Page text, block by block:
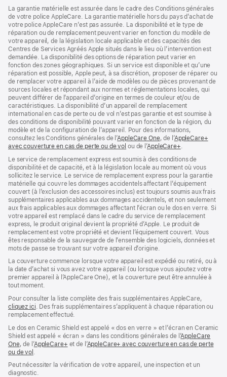
La garantie matérielle est assurée dans le cadre des Conditions générales
de votre police AppleCare. La garantie matérielle hors du pays d’achat de
votre police AppleCare n’est pas assurée. La disponibilité et le type de
réparation ou de remplacement peuvent varier en fonction du modèle de
votre appareil, de la législation locale applicable et des capacités des
Centres de Services Agréés Apple situés dans le lieu où l’intervention est
demandée. La disponibilité des options de réparation peut varier en
fonction des zones géographiques. Si un service est disponible et qu’une
réparation est possible, Apple peut, à sa discrétion, proposer de réparer ou
de remplacer votre appareil à l’aide de modèles ou de pièces provenant de
sources locales et répondant aux normes et réglementations locales, qui
peuvent différer de l’appareil d’origine en termes de couleur et/ou de
caractéristiques. La disponibilité d’un appareil de remplacement
international en cas de perte ou de vol n’est pas garantie et est soumise à
des conditions de disponibilité pouvant varier en fonction de la région, du
modèle et de la configuration de l’appareil. Pour des informations,
consultez les Conditions générales de l’AppleCare One(s’ouvre
dans
nouvelle
fenêtre)
, de l’AppleCare+
avec couverture en cas de perte ou de vol (s’ouvre
une
nouvelle
fenêtre)
ou de l’AppleCare+(s’ouvre
une
nouvelle
fenêtre)
.
Le service de remplacement express est soumis à des conditions de
disponibilité et de capacité, et à la législation locale au moment où vous
sollicitez le service. Le service de remplacement express pour la garantie
matérielle qui couvre les dommages accidentels affectant l’équipement
couvert (à l’exclusion des accessoires inclus) est toujours soumis aux frais
supplémentaires applicables aux dommages accidentels, et non seulement
aux frais applicables aux dommages affectant l’écran ou le dos en verre. Si
votre appareil est remplacé dans le cadre du service de remplacement
express, le produit original devient la propriété d’Apple. Le produit de
remplacement est votre propriété et devient l’équipement couvert. Vous
êtes responsable de la sauvegarde de l’ensemble des logiciels, données et
mots de passe se trouvant sur votre appareil d’origine.
La couverture commence lorsque votre appareil est expédié ou retiré, ou à
la date d’achat si vous avez votre appareil (ou lorsque vous ajoutez votre
premier appareil à l’AppleCare One), et la couverture peut être annulée à
tout moment.
Pour consulter la liste complète des frais supplémentaires AppleCare,
cliquez ici(s’ouvre
dans
nouvelle
fenêtre)
. Des frais supplémentaires s’appliquent à chaque réparation ou
remplacement effectué.
Le dos en Ceramic Shield est appelé « dos en verre » et l’écran en Ceramic
Shield est appelé « écran » dans les conditions générales de l’AppleCare
One(s’ouvre
dans
nouvelle
, de l’AppleCare+ (s’ouvre
nouvelle
et de l’AppleCare+ avec couverture en cas de perte
ou de vol
une
Peut nécessiter la vérification de votre appareil, une inspection et un
diagnostic.